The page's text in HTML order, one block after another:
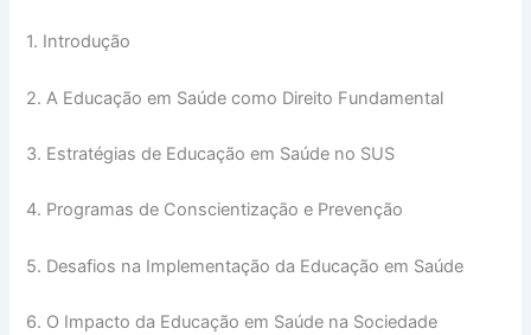
1. Introdução
2. A Educação em Saúde como Direito Fundamental
3. Estratégias de Educação em Saúde no SUS
4. Programas de Conscientização e Prevenção
5. Desafios na Implementação da Educação em Saúde
6. O Impacto da Educação em Saúde na Sociedade